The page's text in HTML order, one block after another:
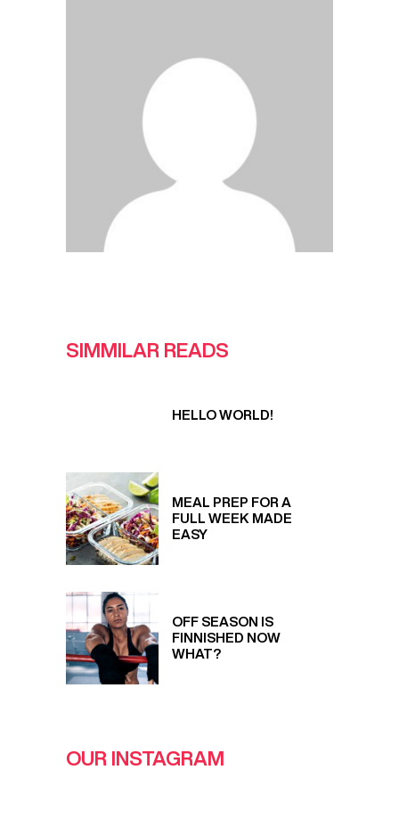
SIMMILAR READS
HELLO WORLD!
MEAL PREP FOR A
FULL WEEK MADE
EASY
OFF SEASON IS
FINNISHED NOW
WHAT?
OUR INSTAGRAM